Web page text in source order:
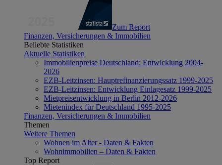
Zum Report
Finanzen, Versicherungen & Immobilien
Beliebte Statistiken
Aktuelle Statistiken
Immobilienpreise Deutschland: Entwicklung 2004-
2026
EZB-Leitzinsen: Hauptrefinanzierungssatz 1999-2025
EZB-Leitzinsen: Entwicklung Einlagesatz 1999-2025
Mietpreisentwicklung in Berlin 2012-2026
Mietenindex für Deutschland 1995-2025
Finanzen, Versicherungen & Immobilien
Themen
Weitere Themen
Wohnen im Alter - Daten & Fakten
Wohnimmobilien – Daten & Fakten
Top Report